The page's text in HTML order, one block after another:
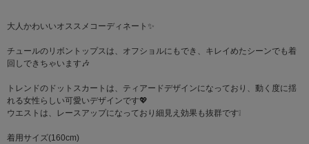
大人かわいいオススメコーディネート✨
チュールのリボントップスは、オフショルにもでき、キレイめたシーンでも着
回しできちゃいます🎶
トレンドのドットスカートは、ティアードデザインになっており、動く度に揺
れる女性らしい可愛いデザインです💖
ウエストは、レースアップになっており細見え効果も抜群です❕
着用サイズ(160cm)